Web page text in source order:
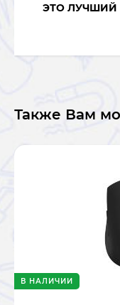
ЭТО ЛУЧШИЙ
Также Вам
В НАЛИЧИИ